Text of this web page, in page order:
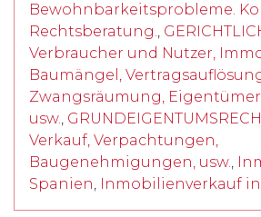
Bewohnbarkeitsprobleme.
Rechtsberatung.,
Verbraucher und Nutzer,
Baumängel,
Zwangsräumung,
usw.,
Verkauf, Verpachtungen,
Baugenehmigungen, usw.,
Spanien, Inmobilienverkauf